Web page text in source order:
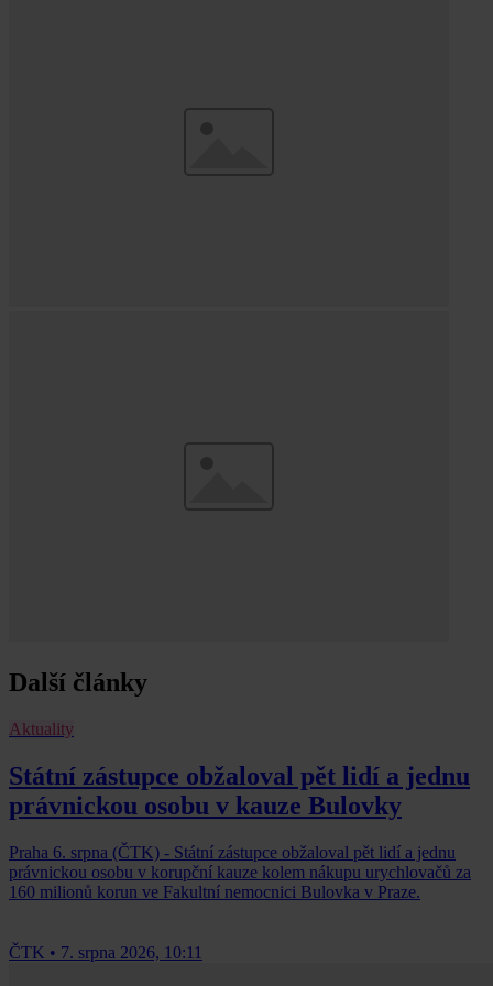
Další články
Aktuality
Státní zástupce obžaloval pět lidí a jednu
právnickou osobu v kauze Bulovky
Praha 6. srpna (ČTK) - Státní zástupce obžaloval pět lidí a jednu
právnickou osobu v korupční kauze kolem nákupu urychlovačů za
160 milionů korun ve Fakultní nemocnici Bulovka v Praze.
ČTK • 7. srpna 2026, 10:11